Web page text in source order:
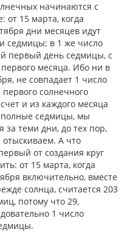
начинаются с
15 марта, когда
дни месяцев идут
седмицы; в 1 же число
первый день седмицы, с
месяца. Ибо ни в
не совпадает 1 число
солнечного
и из каждого месяца
полные седмицы, мы
за теми дни, до тех пор,
А что
от создания круг
от 15 марта, когда
включительно, вместе
солнца, считается 203
потому что 29,
1 число